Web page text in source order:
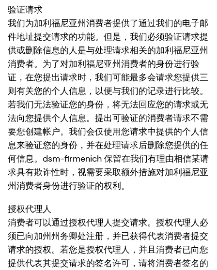
验证请求
我们为加利福尼亚州消费者提供了通过我们的电子邮
件地址提交请求的功能。但是，我们必须验证请求提
供或删除信息的人是与处理请求相关的加利福尼亚州
消费者。为了对加利福尼亚州消费者的身份进行验
证，在您提出请求时，我们可能最多会请求您提供三
则有关您的个人信息，以便与我们的记录进行比较。
若我们无法验证您的身份，将无法回应您的请求或无
法向您提供个人信息。提出可验证的消费者请求不需
要您创建帐户。我们会仅使用您请求中提供的个人信
息来验证您的身份，并在处理请求后删除您提供的任
何信息。dsm-firmenich 保留在我们有理由相信某请
求具有欺诈性时，视需要采取额外措施对加利福尼亚
州消费者身份进行验证的权利。
授权代理人
消费者可以通过授权代理人提交请求。授权代理人必
须已向加州州务卿处注册，并已获得代表消费者提交
请求的授权。若您是授权代理人，并且消费者已向您
提供代表其提交请求的签名许可，请将消费者签名的